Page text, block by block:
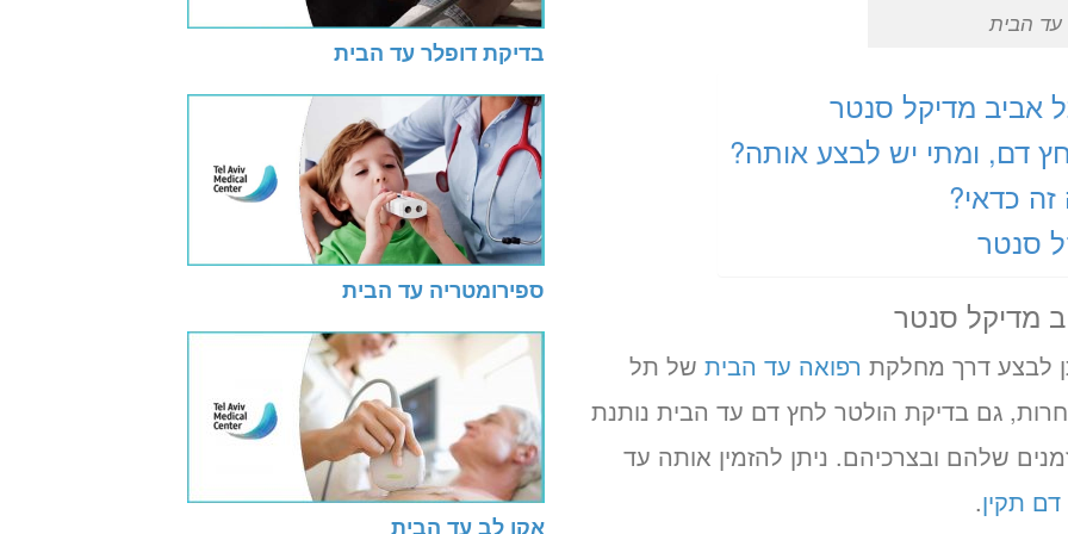
הבית
אביב מדיקל סנטר
דם, ומתי יש לבצע אותה?
כדאי?
סנטר
מדיקל סנטר
לבצע דרך מחלקת רפואה עד הבית של תל
גם בדיקת הולטר לחץ דם עד הבית נותנת
שלהם ובצרכיהם. ניתן להזמין אותה עד
תקין.
בדיקת דופלר עד הבית
ספירומטריה עד הבית
אקו לב עד הבית